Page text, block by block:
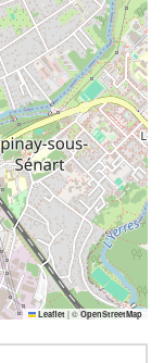
Leaflet |© OpenStreetMap